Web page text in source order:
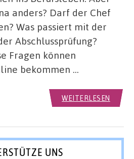
anders? Darf der Chef
Was passiert mit der
Abschlussprüfung?
Fragen können
bekommen …
WEITERLESEN
UNS